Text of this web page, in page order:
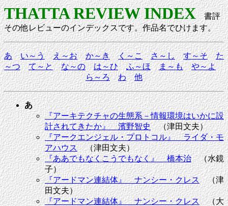
THATTA REVIEW INDEX書評
その他レビューのインデックスです。作品名でひけます。
あ い～う え～お か～き く～こ さ～し す～そ
た
～つ
て～と な～の は～ひ ふ～ほ ま～も
や～よ
ら～ろ
わ 他
あ
『アーキテクチャの生態系－情報環境はいかに設
計されてきたか』 濱野智史（津田文夫）
『アークエンジェル・プロトコル』 ライダ・モ
アハウス（津田文夫）
『ああでもなくこうでもなく』 橋本治（水鏡
子）
『アードマン連結体』 ナンシー・クレス（津
田文夫）
『アードマン連結体』 ナンシー・クレス（大